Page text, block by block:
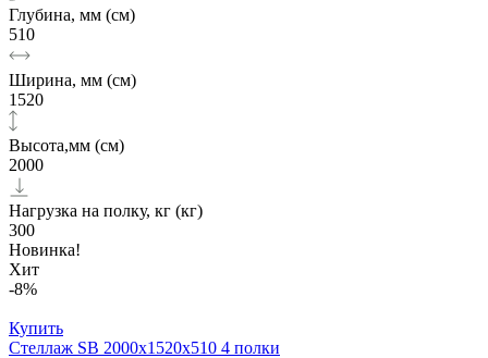
Глубина, мм (см)
510
Ширина, мм (см)
1520
Высота,мм (см)
2000
Нагрузка на полку, кг (кг)
300
Новинка!
Хит
-8%
Купить
Стеллаж SB 2000x1520x510 4 полки